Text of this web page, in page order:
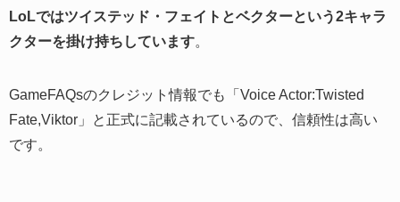
LoLではツイステッド・フェイトとベクターという2キャラ
クターを掛け持ちしています。
GameFAQsのクレジット情報でも「Voice Actor:Twisted
Fate,Viktor」と正式に記載されているので、信頼性は高い
です。